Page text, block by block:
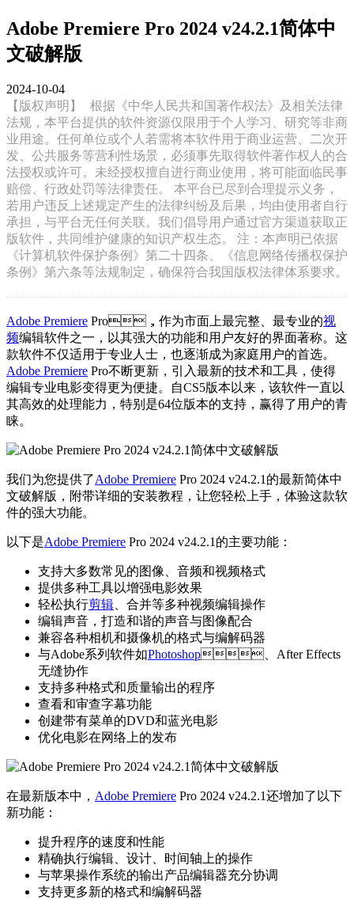
Adobe Premiere Pro 2024 v24.2.1简体中
文破解版
2024-10-04
【版权声明】
根据《中华人民共和国著作权法》及相关法律
法规，本平台提供的软件资源仅限用于个人学习、研究等非商
业用途。任何单位或个人若需将本软件用于商业运营、二次开
发、公共服务等营利性场景，必须事先取得软件著作权人的合
法授权或许可。未经授权擅自进行商业使用，将可能面临民事
赔偿、行政处罚等法律责任。 本平台已尽到合理提示义务，
若用户违反上述规定产生的法律纠纷及后果，均由使用者自行
承担，与平台无任何关联。我们倡导用户通过官方渠道获取正
版软件，共同维护健康的知识产权生态。 注：本声明已依据
《计算机软件保护条例》第二十四条、《信息网络传播权保护
条例》第六条等法规制定，确保符合我国版权法律体系要求。
Adobe Premiere Pro，作为市面上最完整、最专业的视
频编辑软件之一，以其强大的功能和用户友好的界面著称。这
款软件不仅适用于专业人士，也逐渐成为家庭用户的首选。
Adobe Premiere Pro不断更新，引入最新的技术和工具，使得
编辑专业电影变得更为便捷。自CS5版本以来，该软件一直以
其高效的处理能力，特别是64位版本的支持，赢得了用户的青
睐。
我们为您提供了Adobe Premiere Pro 2024 v24.2.1的最新简体中
文破解版，附带详细的安装教程，让您轻松上手，体验这款软
件的强大功能。
以下是Adobe Premiere Pro 2024 v24.2.1的主要功能：
支持大多数常见的图像、音频和视频格式
提供多种工具以增强电影效果
轻松执行剪辑 、合并等多种视频编辑操作
编辑声音，打造和谐的声音与图像配合
兼容各种相机和摄像机的格式与编解码器
与Adobe系列软件如Photoshop、After Effects
无缝协作
支持多种格式和质量输出的程序
查看和审查字幕功能
创建带有菜单的DVD和蓝光电影
优化电影在网络上的发布
在最新版本中， Adobe Premiere Pro 2024 v24.2.1还增加了以下
新功能：
提升程序的速度和性能
精确执行编辑、设计、时间轴上的操作
与苹果操作系统的输出产品编辑器充分协调
支持更多新的格式和编解码器